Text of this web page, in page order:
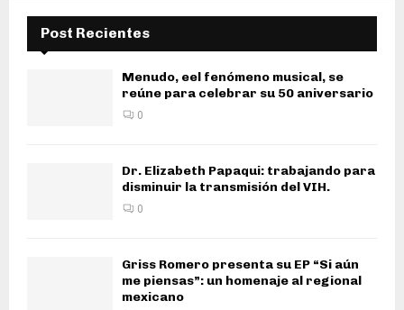
Post Recientes
Menudo, eel fenómeno musical, se
reúne para celebrar su 50 aniversario
0
Dr. Elizabeth Papaqui: trabajando para
disminuir la transmisión del VIH.
0
Griss Romero presenta su EP “Si aún
me piensas”: un homenaje al regional
mexicano